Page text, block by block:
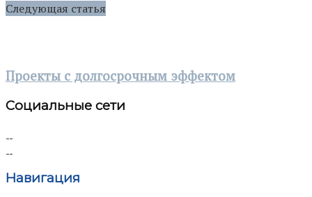
Следующая статья
Проекты с долгосрочным эффектом
Социальные сети
Навигация